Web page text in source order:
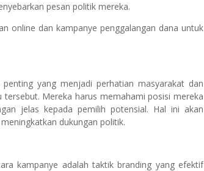
pesan politik mereka.
online dan kampanye penggalangan dana untuk
yang menjadi perhatian masyarakat dan
Mereka harus memahami posisi mereka
jelas kepada pemilih potensial. Hal ini akan
dukungan politik.
kampanye adalah taktik branding yang efektif